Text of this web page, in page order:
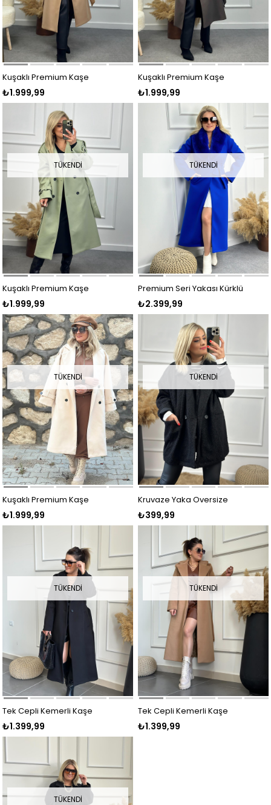
Kuşaklı Premium Kaşe
Kaban VİZON
₺1.999,99
Kuşaklı Premium Kaşe
Kaban FÜME
₺1.999,99
TÜKENDI
Kuşaklı Premium Kaşe
Kaban Mint
₺1.999,99
TÜKENDI
Premium Seri Yakası Kürklü
Kaşe Kaban SAKS
₺2.399,99
TÜKENDI
Kuşaklı Premium Kaşe
Kaban EKRU
₺1.999,99
TÜKENDI
Kruvaze Yaka Oversize
Teddy Kaban SİYAH
₺399,99
TÜKENDI
Tek Cepli Kemerli Kaşe
Kaban SİYAH
₺1.399,99
TÜKENDI
Tek Cepli Kemerli Kaşe
₺1.399,99
TÜKENDI